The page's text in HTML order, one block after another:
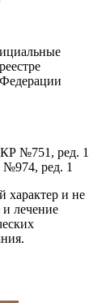
КР №751, ред. 1
ред. 1
характер и не
и лечение